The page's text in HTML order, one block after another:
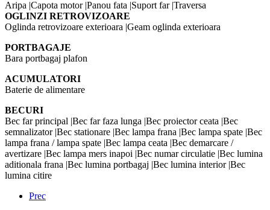
Aripa |Capota motor |Panou fata |Suport far |Traversa
OGLINZI RETROVIZOARE
Oglinda retrovizoare exterioara |Geam oglinda exterioara
PORTBAGAJE
Bara portbagaj plafon
ACUMULATORI
Baterie de alimentare
BECURI
Bec far principal |Bec far faza lunga |Bec proiector ceata |Bec
semnalizator |Bec stationare |Bec lampa frana |Bec lampa spate |Bec
lampa frana / lampa spate |Bec lampa ceata |Bec demarcare /
avertizare |Bec lampa mers inapoi |Bec numar circulatie |Bec lumina
aditionala frana |Bec lumina portbagaj |Bec lumina interior |Bec
lumina citire
Prec